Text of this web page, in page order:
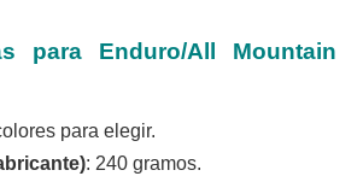
para Enduro/All Mountain
para elegir.
: 240 gramos.